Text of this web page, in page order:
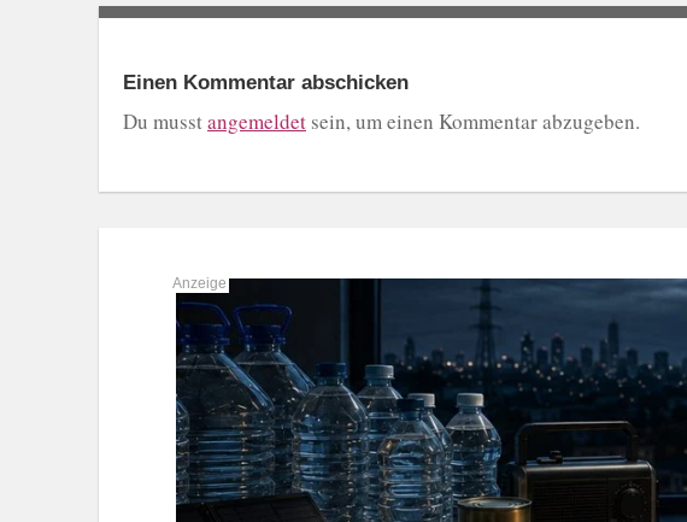
Einen Kommentar abschicken
Du musstangemeldet sein, um einen Kommentar abzugeben.